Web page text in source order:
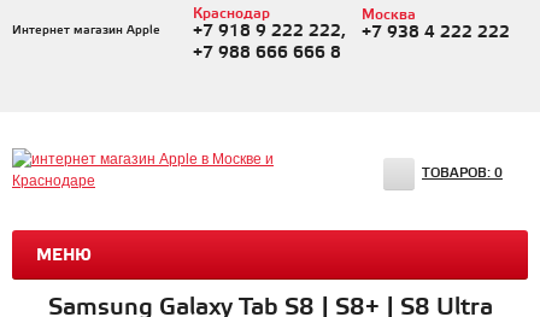
Интернет магазин Apple
Краснодар
+7 918 9 222 222,
+7 988 666 666 8
Москва
+7 938 4 222 222
МЕНЮ
ТОВАРОВ: 0
Samsung Galaxy Tab S8 | S8+ | S8 Ultra